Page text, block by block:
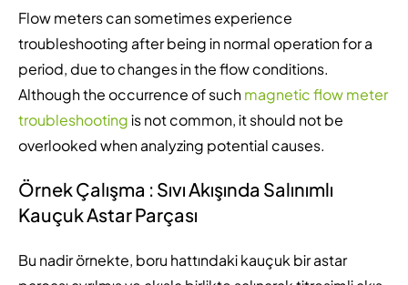
Flow meters can sometimes experience
troubleshooting after being in normal operation for a
period, due to changes in the flow conditions.
Although the occurrence of suchmagnetic flow meter
troubleshootingis not common, it should not be
overlooked when analyzing potential causes.
Örnek Çalışma : Sıvı Akışında Salınımlı
Kauçuk Astar Parçası
Bu nadir örnekte, boru hattındaki kauçuk bir astar